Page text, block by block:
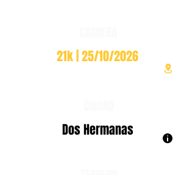
21k | 25/10/2026
Dos Hermanas